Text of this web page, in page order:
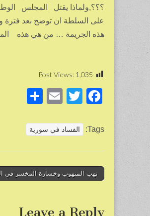
؟؟؟,ولماذا يقتل المجلس
على السلطة ان توضح بعد
هذه الجريمة … من هي هذه
Post Views: 1,035
F
c
o
k
T
tt
E
ail
ar
Tags: الفساد في سورية
Post
نهب المنهوب وخسارة المخسر في
Leave a Reply